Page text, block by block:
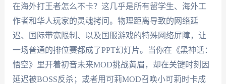
在海外打王者怎么不卡？这几乎是所有留学生、海外工
作者和华人玩家的灵魂拷问。物理距离导致的网络延
迟、国际带宽限制、以及国服游戏的特殊网络屏障，让
一场普通的排位赛都成了PPT幻灯片。当你在《黑神话：
悟空》里开着初音未来MOD挑战黄眉，却在关键时刻因
延迟被BOSS反杀；或者用可莉MOD召唤小可莉时卡成